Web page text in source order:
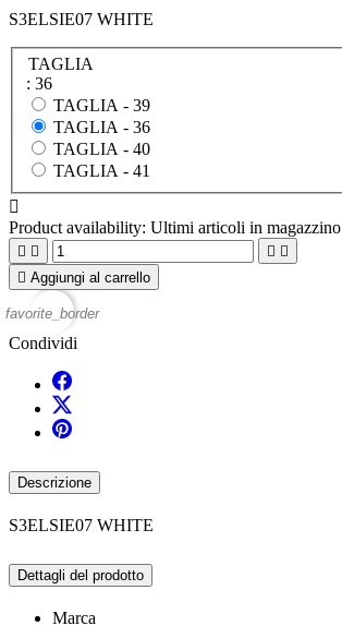
S3ELSIE07 WHITE
TAGLIA
: 36
TAGLIA - 39
TAGLIA - 36
TAGLIA - 40
TAGLIA - 41

Product availability: Ultimi articoli in magazzino
   
 Aggiungi al carrello
favorite_border
Condividi
Descrizione
S3ELSIE07 WHITE
Dettagli del prodotto
Marca